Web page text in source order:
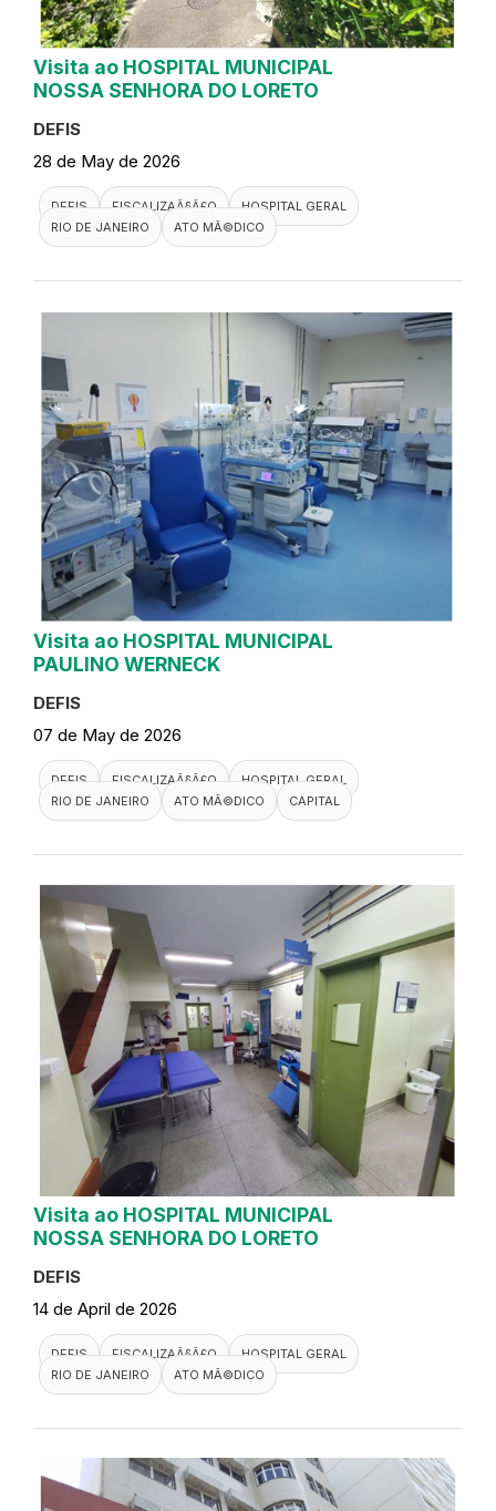
Visita ao HOSPITAL MUNICIPAL
NOSSA SENHORA DO LORETO
DEFIS
28 de May de 2026
DEFIS FISCALIZAÃ§Ã£O
HOSPITAL GERAL
RIO DE JANEIRO
ATO MÃ©DICO
Visita ao HOSPITAL MUNICIPAL
PAULINO WERNECK
DEFIS
07 de May de 2026
DEFIS FISCALIZAÃ§Ã£O
HOSPITAL GERAL
RIO DE JANEIRO
ATO MÃ©DICO CAPITAL
Visita ao HOSPITAL MUNICIPAL
NOSSA SENHORA DO LORETO
DEFIS
14 de April de 2026
DEFIS FISCALIZAÃ§Ã£O
HOSPITAL GERAL
RIO DE JANEIRO
ATO MÃ©DICO